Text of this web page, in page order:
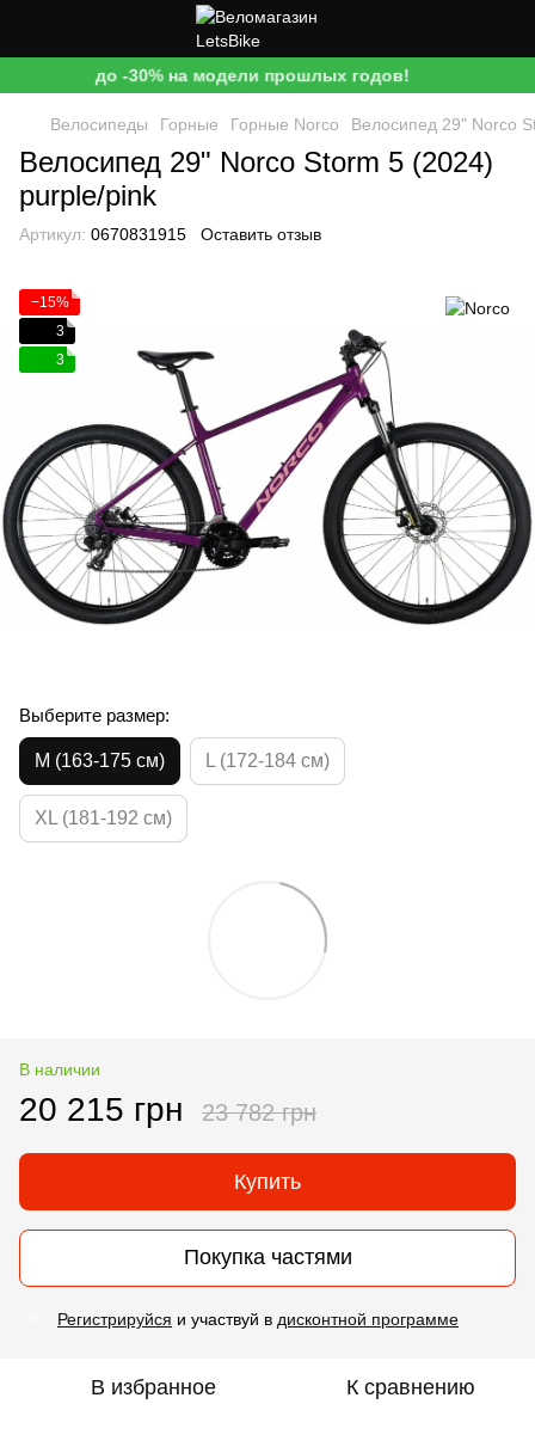
до -30% на модели прошлых годов!
Велосипеды Горные Горные Norco Велосипед 29" Norco
Велосипед 29" Norco Storm 5 (2024)
purple/pink
Артикул: 0670831915 Оставить отзыв
−15%
3
3
Выберите размер:
M (163-175 см) L (172-184 см)
XL (181-192 см)
В наличии
20 215 грн 23 782 грн
Купить
Покупка частями
Регистрируйся и участвуй в дисконтной программе
В избранное К сравнению